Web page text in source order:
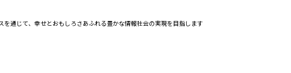
通じて、幸せとおもしろさあふれる豊かな情報社会の実現を目指します